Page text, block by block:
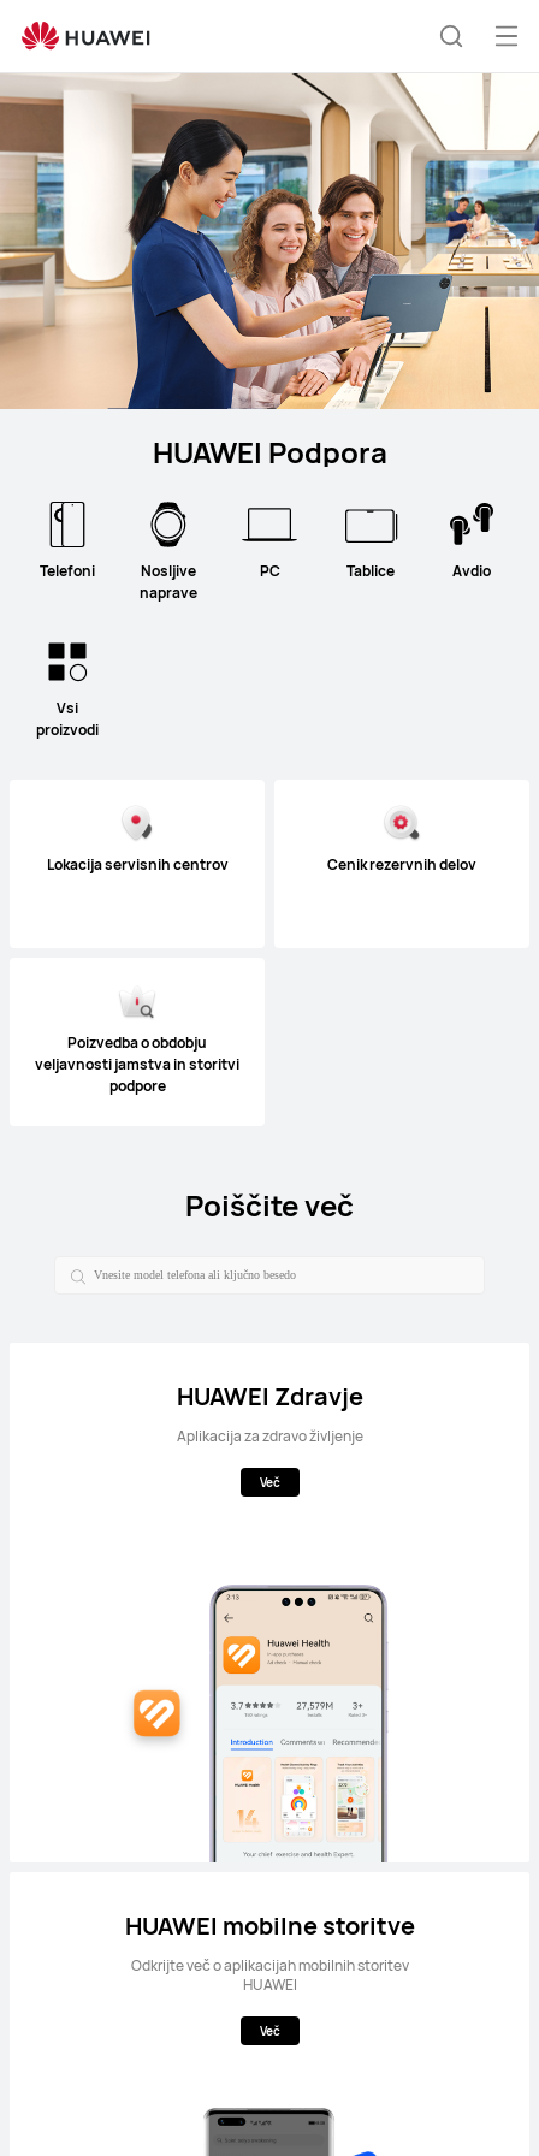
HUAWEI Podpora
Telefoni
Nosljive
naprave
PC Tablice Avdio
Vsi
proizvodi
Lokacija servisnih centrov Cenik rezervnih delov
Poizvedba o obdobju
veljavnosti jamstva in storitvi
podpore
Poiščite več
HUAWEI Zdravje
Aplikacija za zdravo življenje
Več
HUAWEI mobilne storitve
Odkrijte več o aplikacijah mobilnih storitev
HUAWEI
Več